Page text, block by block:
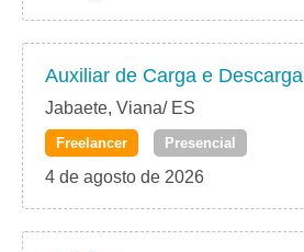
Auxiliar de Carga e Descarga
Jabaete, Viana/ ES
Freelancer Presencial
4 de agosto de 2026